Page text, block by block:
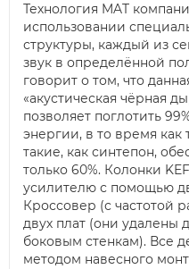
Технология MAT
использовании
структуры, каждый из
звук в определённой
говорит о том, что
«акустическая чёрная
позволяет поглотить
энергии, в то время
такие, как синтепон,
только 60%. Колонки
усилителю с помощью
Кроссовер (с частотой
двух плат (они удалены
боковым стенкам). Все
методом навесного